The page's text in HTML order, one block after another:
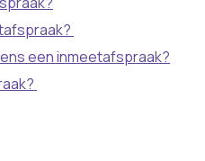
een inmeetafspraak?